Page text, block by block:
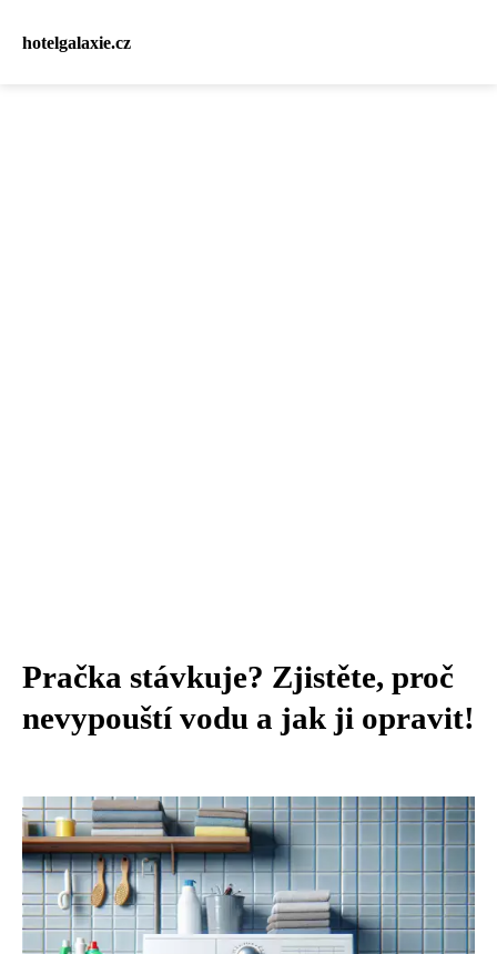
hotelgalaxie.cz
Pračka stávkuje? Zjistěte, proč
nevypouští vodu a jak ji opravit!